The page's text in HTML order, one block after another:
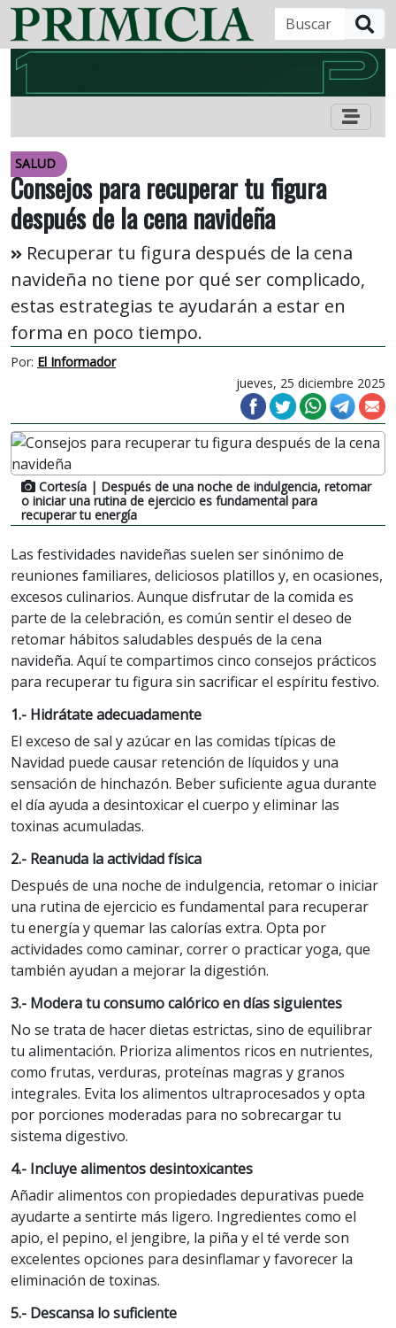
SALUD
Consejos para recuperar tu figura
después de la cena navideña
Recuperar tu figura después de la cena
navideña no tiene por qué ser complicado,
estas estrategias te ayudarán a estar en
forma en poco tiempo.
Por: El Informador
jueves, 25 diciembre 2025
Cortesía | Después de una noche de indulgencia, retomar
o iniciar una rutina de ejercicio es fundamental para
recuperar tu energía
Las festividades navideñas suelen ser sinónimo de
reuniones familiares, deliciosos platillos y, en ocasiones,
excesos culinarios. Aunque disfrutar de la comida es
parte de la celebración, es común sentir el deseo de
retomar hábitos saludables después de la cena
navideña. Aquí te compartimos cinco consejos prácticos
para recuperar tu figura sin sacrificar el espíritu festivo.
1.- Hidrátate adecuadamente
El exceso de sal y azúcar en las comidas típicas de
Navidad puede causar retención de líquidos y una
sensación de hinchazón. Beber suficiente agua durante
el día ayuda a desintoxicar el cuerpo y eliminar las
toxinas acumuladas.
2.- Reanuda la actividad física
Después de una noche de indulgencia, retomar o iniciar
una rutina de ejercicio es fundamental para recuperar
tu energía y quemar las calorías extra. Opta por
actividades como caminar, correr o practicar yoga, que
también ayudan a mejorar la digestión.
3.- Modera tu consumo calórico en días siguientes
No se trata de hacer dietas estrictas, sino de equilibrar
tu alimentación. Prioriza alimentos ricos en nutrientes,
como frutas, verduras, proteínas magras y granos
integrales. Evita los alimentos ultraprocesados y opta
por porciones moderadas para no sobrecargar tu
sistema digestivo.
4.- Incluye alimentos desintoxicantes
Añadir alimentos con propiedades depurativas puede
ayudarte a sentirte más ligero. Ingredientes como el
apio, el pepino, el jengibre, la piña y el té verde son
excelentes opciones para desinflamar y favorecer la
eliminación de toxinas.
5.- Descansa lo suficiente